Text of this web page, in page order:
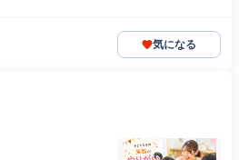
気になる